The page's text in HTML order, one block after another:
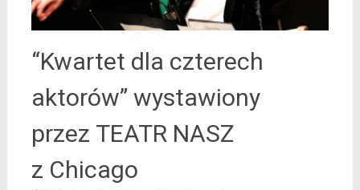
“Kwartet dla czterech
aktorów” wystawiony
przez TEATR NASZ
z Chicago